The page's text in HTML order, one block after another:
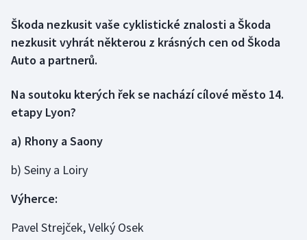
Box
Curling
Dostihy
Florbal
Škoda nezkusit vaše cyklistické znalosti a Škoda
nezkusit vyhrát některou z krásných cen od Škoda
Auto a partnerů.
Na soutoku kterých řek se nachází cílové město 14.
etapy Lyon?
a) Rhony a Saony
b) Seiny a Loiry
Výherce:
Pavel Strejček, Velký Osek